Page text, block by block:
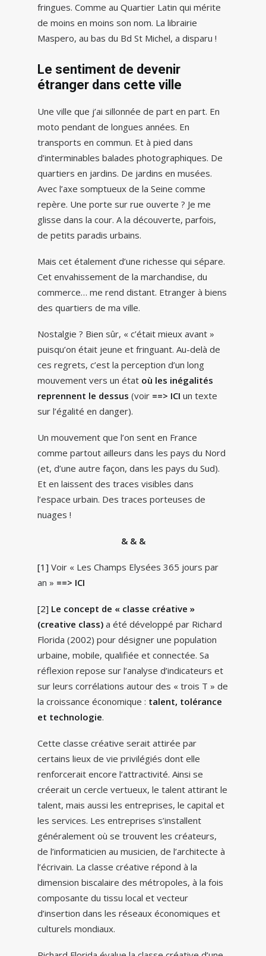
fringues. Comme au Quartier Latin qui mérite
de moins en moins son nom. La librairie
Maspero, au bas du Bd St Michel, a disparu !
Le sentiment de devenir
étranger dans cette ville
Une ville que j’ai sillonnée de part en part. En
moto pendant de longues années. En
transports en commun. Et à pied dans
d’interminables balades photographiques. De
quartiers en jardins. De jardins en musées.
Avec l’axe somptueux de la Seine comme
repère. Une porte sur rue ouverte ? Je me
glisse dans la cour. A la découverte, parfois,
de petits paradis urbains.
Mais cet étalement d’une richesse qui sépare.
Cet envahissement de la marchandise, du
commerce… me rend distant. Etranger à biens
des quartiers de ma ville.
Nostalgie ? Bien sûr, « c’était mieux avant »
puisqu’on était jeune et fringuant. Au-delà de
ces regrets, c’est la perception d’un long
mouvement vers un état où les inégalités
reprennent le dessus (voir ==> ICI un texte
sur l’égalité en danger).
Un mouvement que l’on sent en France
comme partout ailleurs dans les pays du Nord
(et, d’une autre façon, dans les pays du Sud).
Et en laissent des traces visibles dans
l’espace urbain. Des traces porteuses de
nuages !
& & &
[1] Voir « Les Champs Elysées 365 jours par
an » ==> ICI
[2] Le concept de « classe créative »
(creative class) a été développé par Richard
Florida (2002) pour désigner une population
urbaine, mobile, qualifiée et connectée. Sa
réflexion repose sur l’analyse d’indicateurs et
sur leurs corrélations autour des « trois T » de
la croissance économique : talent, tolérance
et technologie.
Cette classe créative serait attirée par
certains lieux de vie privilégiés dont elle
renforcerait encore l’attractivité. Ainsi se
créerait un cercle vertueux, le talent attirant le
talent, mais aussi les entreprises, le capital et
les services. Les entreprises s’installent
généralement où se trouvent les créateurs,
de l’informaticien au musicien, de l’architecte à
l’écrivain. La classe créative répond à la
dimension biscalaire des métropoles, à la fois
composante du tissu local et vecteur
d’insertion dans les réseaux économiques et
culturels mondiaux.